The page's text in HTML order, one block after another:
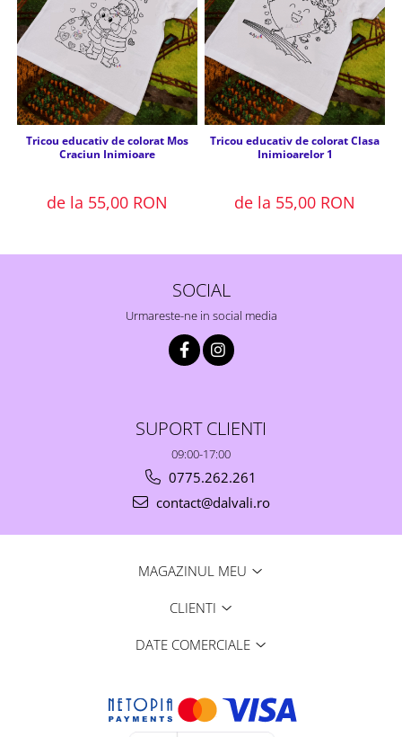
Tricou educativ de colorat Mos
Craciun Inimioare
de la 55,00 RON
Tricou educativ de colorat Clasa
Inimioarelor 1
de la 55,00 RON
SOCIAL
Urmareste-ne in social media
SUPORT CLIENTI
09:00-17:00
0775.262.261
contact@dalvali.ro
MAGAZINUL MEU
CLIENTI
DATE COMERCIALE